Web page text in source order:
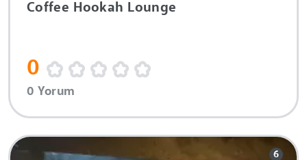
Coffee Hookah Lounge
0
0 Yorum
6